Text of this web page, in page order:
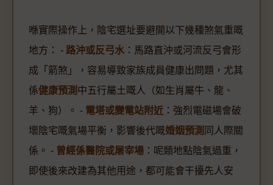
喺實際操作上，陰宅選址要避開以下幾種煞氣重嘅
地方： - 路沖或反弓水 ：馬路直沖或河流反弓會形
成「箭煞」，容易導致家族成員健康出問題，尤其
係健康預測 中五行屬土嘅人（如生肖屬牛、龍、
羊、狗）。 - 電塔或變電站附近 ：強烈電磁場會破
壞陰宅嘅氣場平衡，影響後代嘅婚姻預測 同人際關
係。 - 曾經係醫院或屠宰場 ：呢類地點陰氣過重，
即使後來改建為其他用途，都可能會干擾先人安